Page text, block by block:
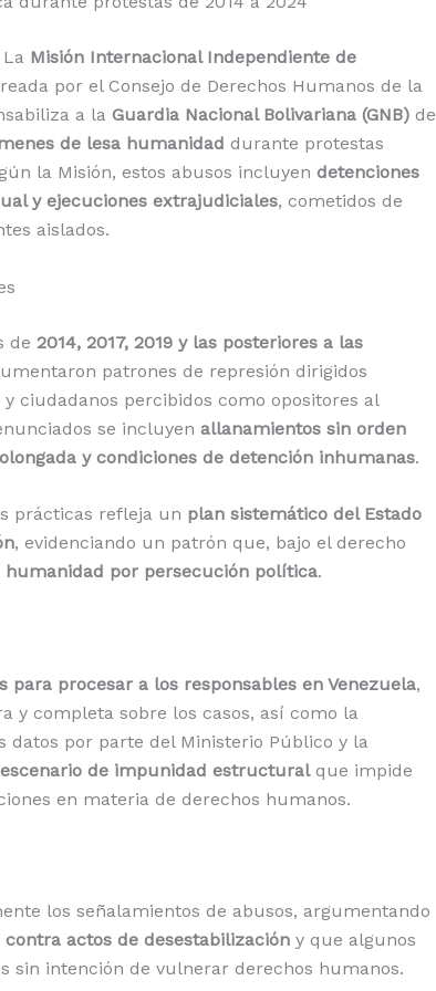
Misión Internacional Independiente de
por el Consejo de Derechos Humanos de la
a la Guardia Nacional Bolivariana (GNB) de
de lesa humanidad durante protestas
la Misión, estos abusos incluyen detenciones
y ejecuciones extrajudiciales, cometidos de
aislados.
de 2014, 2017, 2019 y las posteriores a las
patrones de represión dirigidos
ciudadanos percibidos como opositores al
se incluyen allanamientos sin orden
y condiciones de detención inhumanas.
prácticas refleja un plan sistemático del Estado
, evidenciando un patrón que, bajo el derecho
humanidad por persecución política.
para procesar a los responsables en Venezuela,
y completa sobre los casos, así como la
por parte del Ministerio Público y la
escenario de impunidad estructuralque impide
en materia de derechos humanos.
los señalamientos de abusos, argumentando
contra actos de desestabilización y que algunos
sin intención de vulnerar derechos humanos.